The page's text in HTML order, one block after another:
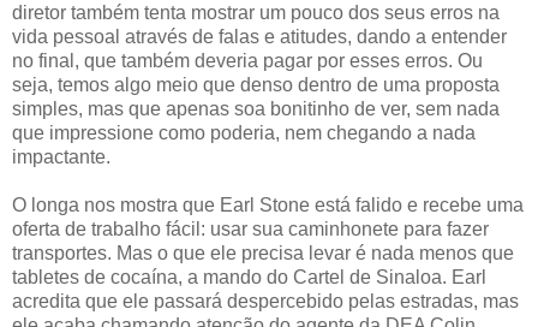
diretor também tenta mostrar um pouco dos seus erros na
vida pessoal através de falas e atitudes, dando a entender
no final, que também deveria pagar por esses erros. Ou
seja, temos algo meio que denso dentro de uma proposta
simples, mas que apenas soa bonitinho de ver, sem nada
que impressione como poderia, nem chegando a nada
impactante.
O longa nos mostra que Earl Stone está falido e recebe uma
oferta de trabalho fácil: usar sua caminhonete para fazer
transportes. Mas o que ele precisa levar é nada menos que
tabletes de cocaína, a mando do Cartel de Sinaloa. Earl
acredita que ele passará despercebido pelas estradas, mas